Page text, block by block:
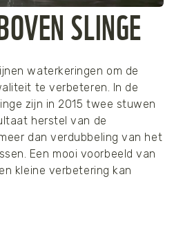
SLINGE
waterkeringen om de
te verbeteren. In de
zijn in 2015 twee stuwen
herstel van de
dan verdubbeling van het
Een mooi voorbeeld van
kleine verbetering kan